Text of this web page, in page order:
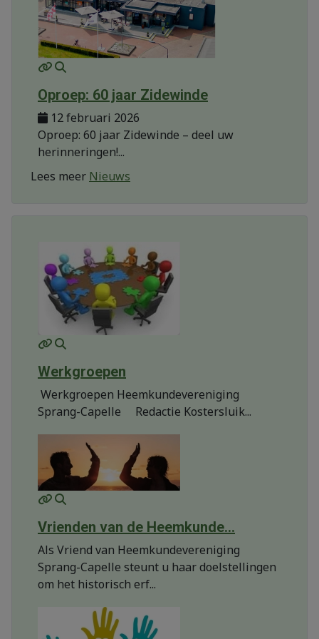
MOD_JTCS_VIEW_ARTICLE_LINK
Oproep: 60 jaar Zidewinde
12 februari 2026
Oproep: 60 jaar Zidewinde – deel uw
herinneringen!...
Lees meer Nieuws
MOD_JTCS_VIEW_ARTICLE_LINK
Werkgroepen
Werkgroepen Heemkundevereniging
Sprang-Capelle Redactie Kostersluik...
MOD_JTCS_VIEW_ARTICLE_LINK
Vrienden van de Heemkunde...
Als Vriend van Heemkundevereniging
Sprang-Capelle steunt u haar doelstellingen
om het historisch erf...